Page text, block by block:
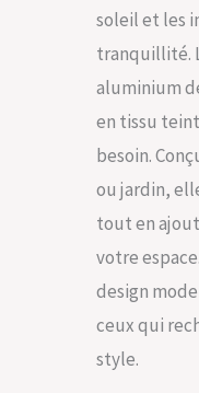
soleil et les
tranquillité.
aluminium
en tissu
besoin.
ou jardin,
tout en
votre
design
ceux qui
style.